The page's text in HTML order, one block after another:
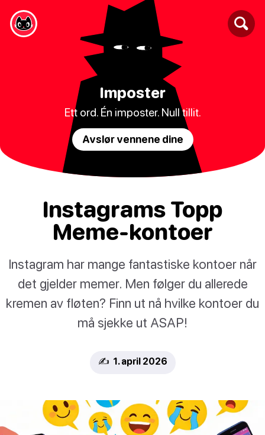
Imposter
Ett ord. Én imposter. Null tillit.
Avslør vennene dine
Instagrams Topp
Meme-kontoer
Instagram har mange fantastiske kontoer når
det gjelder memer. Men følger du allerede
kremen av fløten? Finn ut nå hvilke kontoer du
må sjekke ut ASAP!
✍️ 1. april 2026